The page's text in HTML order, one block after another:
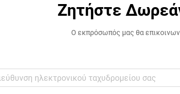
Ζητήστε
Ο εκπρόσωπός μας θα